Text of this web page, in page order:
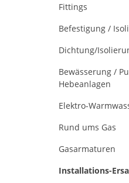
Fittings
Befestigung /
Dichtung/
Bewässerung /
Hebeanlagen
Elektro-
Rund ums Gas
Gasarmaturen
Installations-